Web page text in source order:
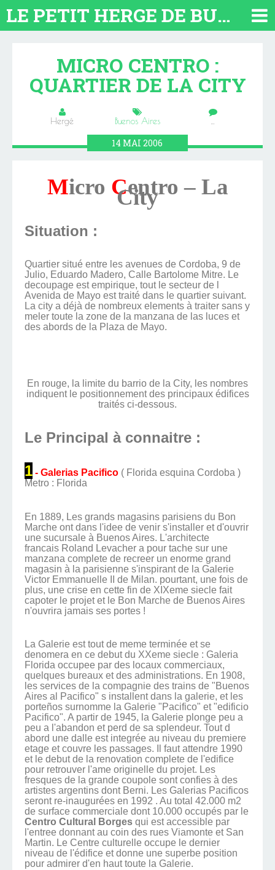
LE PETIT HERGE DE BUENOS AIRES 2026. TOUT SUR L'ARGENTINE
MICRO CENTRO :
QUARTIER DE LA CITY
Hergé Buenos Aires …
14 MAI2006
Micro Centro – La
City
Situation :
Quartier situé entre les avenues de Cordoba, 9 de
Julio, Eduardo Madero, Calle Bartolome Mitre. Le
decoupage est empirique, tout le secteur de l
Avenida de Mayo est traité dans le quartier suivant.
La city a déjà de nombreux elements à traiter sans y
meler toute la zone de la manzana de las luces et
des abords de la Plaza de Mayo.
En rouge, la limite du barrio de la City, les nombres
indiquent le positionnement des principaux édifices
traités ci-dessous.
Le Principal à connaitre :
1 - Galerias Pacifico ( Florida esquina Cordoba )
Metro : Florida
En 1889, Les grands magasins parisiens du Bon
Marche ont dans l'idee de venir s'installer et d'ouvrir
une sucursale à Buenos Aires. L'architecte
francais Roland Levacher a pour tache sur une
manzana complete de recreer un enorme grand
magasin à la parisienne s'inspirant de la Galerie
Victor Emmanuelle II de Milan. pourtant, une fois de
plus, une crise en cette fin de XIXeme siecle fait
capoter le projet et le Bon Marche de Buenos Aires
n'ouvrira jamais ses portes !
La Galerie est tout de meme terminée et se
denomera en ce debut du XXeme siecle : Galeria
Florida occupee par des locaux commerciaux,
quelques bureaux et des administrations. En 1908,
les services de la compagnie des trains de "Buenos
Aires al Pacifico" s installent dans la galerie, et les
porteños surnomme la Galerie "Pacifico" et "edificio
Pacifico". A partir de 1945, la Galerie plonge peu a
peu a l'abandon et perd de sa splendeur. Tout d
abord une dalle est integrée au niveau du premiere
etage et couvre les passages. Il faut attendre 1990
et le debut de la renovation complete de l'edifice
pour retrouver l'ame originelle du projet. Les
fresques de la grande coupole sont confies à des
artistes argentins dont Berni. Les Galerias Pacificos
seront re-inaugurées en 1992 . Au total 42.000 m2
de surface commerciale dont 10.000 occupés par le
Centro Cultural Borges qui est accessible par
l'entree donnant au coin des rues Viamonte et San
Martin. Le Centre culturelle occupe le dernier
niveau de l'édifice et donne une superbe position
pour admirer d'en haut toute la Galerie.